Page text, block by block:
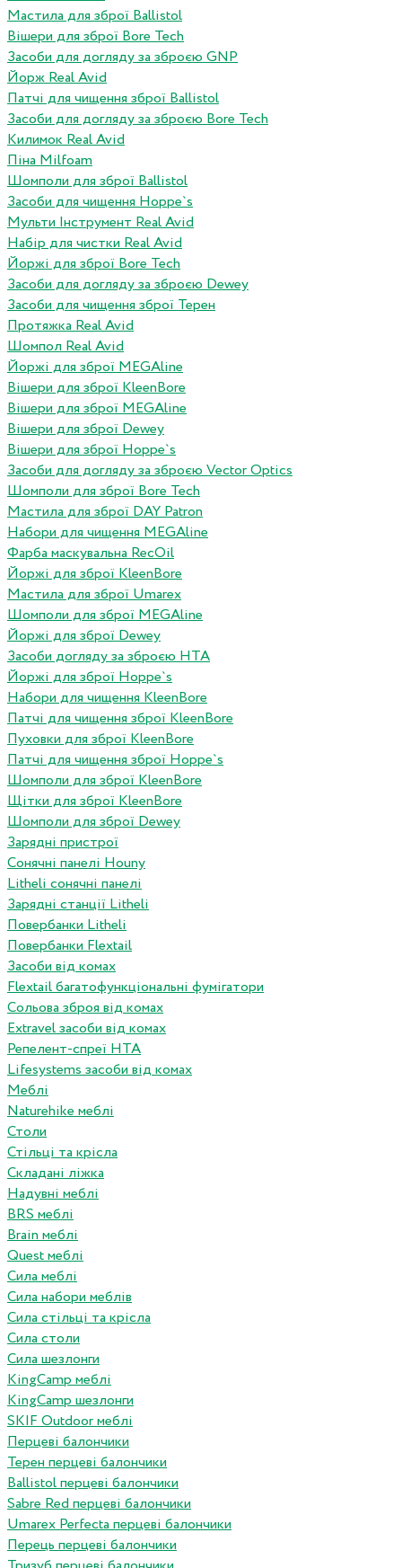
Мастила для зброї Ballistol
Вішери для зброї Bore Tech
Засоби для догляду за зброєю GNP
Йорж Real Avid
Патчі для чищення зброї Ballistol
Засоби для догляду за зброєю Bore Tech
Килимок Real Avid
Піна Milfoam
Шомполи для зброї Ballistol
Засоби для чищення Hoppe`s
Мульти Інструмент Real Avid
Набір для чистки Real Avid
Йоржі для зброї Bore Tech
Засоби для догляду за зброєю Dewey
Засоби для чищення зброї Терен
Протяжка Real Avid
Шомпол Real Avid
Йоржі для зброї MEGAline
Вішери для зброї KleenBore
Вішери для зброї MEGAline
Вішери для зброї Dewey
Вішери для зброї Hoppe`s
Засоби для догляду за зброєю Vector Optics
Шомполи для зброї Bore Tech
Мастила для зброї DAY Patron
Набори для чищення MEGAline
Фарба маскувальна RecOil
Йоржі для зброї KleenBore
Мастила для зброї Umarex
Шомполи для зброї MEGAline
Йоржі для зброї Dewey
Засоби догляду за зброєю HTA
Йоржі для зброї Hoppe`s
Набори для чищення KleenBore
Патчі для чищення зброї KleenBore
Пуховки для зброї KleenBore
Патчі для чищення зброї Hoppe`s
Шомполи для зброї KleenBore
Щітки для зброї KleenBore
Шомполи для зброї Dewey
Зарядні пристрої
Сонячні панелі Houny
Litheli сонячні панелі
Зарядні станції Litheli
Повербанки Litheli
Повербанки Flextail
Засоби від комах
Flextail багатофункціональні фумігатори
Сольова зброя від комах
Extravel засоби від комах
Репелент-спреї HTA
Lifesystems засоби від комах
Меблі
Naturehike меблі
Столи
Стільці та крісла
Складані ліжка
Надувні меблі
BRS меблі
Brain меблі
Quest меблі
Сила меблі
Сила набори меблів
Сила стільці та крісла
Сила столи
Сила шезлонги
KingCamp меблі
KingCamp шезлонги
SKIF Outdoor меблі
Перцеві балончики
Терен перцеві балончики
Ballistol перцеві балончики
Sabre Red перцеві балончики
Umarex Perfecta перцеві балончики
Перець перцеві балончики